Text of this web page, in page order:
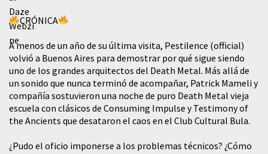
CRÓNICA
A menos de un año de su última visita, Pestilence (official)
volvió a Buenos Aires para demostrar por qué sigue siendo
uno de los grandes arquitectos del Death Metal. Más allá de
un sonido que nunca terminó de acompañar, Patrick Mameli y
compañía sostuvieron una noche de puro Death Metal vieja
escuela con clásicos de Consuming Impulse y Testimony of
the Ancients que desataron el caos en el Club Cultural Bula.
¿Pudo el oficio imponerse a los problemas técnicos? ¿Cómo